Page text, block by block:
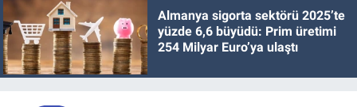
Almanya sigorta sektörü 2025’te
yüzde 6,6 büyüdü: Prim üretimi
254 Milyar Euro’ya ulaştı